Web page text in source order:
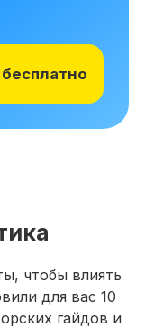
чтобы влиять
для вас 10
гайдов и